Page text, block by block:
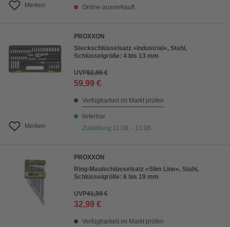
Merken Online ausverkauft
Merken
PROXXON
Steckschlüsselsatz »Industrial«, Stahl,
Schlüsselgröße: 4 bis 13 mm
UVP82,99 €
59,99 €
Verfügbarkeit im Markt prüfen
lieferbar
Zustellung 11.08. - 13.08.
PROXXON
Ring-Maulschlüsselsatz »Slim Line«, Stahl,
Schlüsselgröße: 6 bis 19 mm
UVP41,99 €
32,99 €
Verfügbarkeit im Markt prüfen